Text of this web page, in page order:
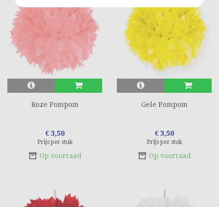
Roze Pompom
€ 3,50
Prijs per stuk
Op voorraad
Gele Pompom
€ 3,50
Prijs per stuk
Op voorraad